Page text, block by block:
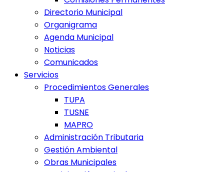
Directorio Municipal
Organigrama
Agenda Municipal
Noticias
Comunicados
Servicios
Procedimientos Generales
TUPA
TUSNE
MAPRO
Administración Tributaria
Gestión Ambiental
Obras Municipales